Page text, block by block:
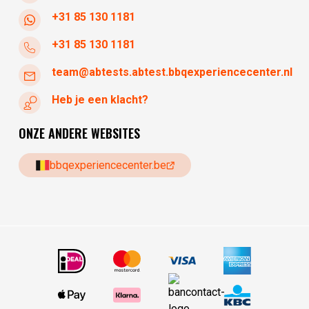
+31 85 130 1181
+31 85 130 1181
team@abtests.abtest.bbqexperiencecenter.nl
Heb je een klacht?
ONZE ANDERE WEBSITES
bbqexperiencecenter.be